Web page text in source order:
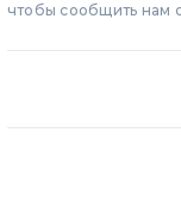
чтобы сообщить нам